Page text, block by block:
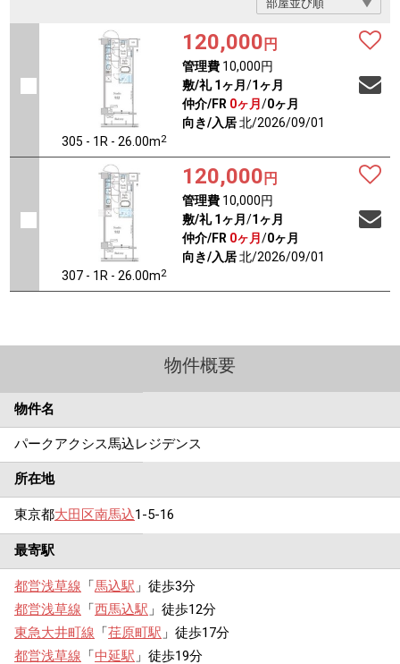
305 - 1R - 26.00m2
120,000 円
管理費10,000円
敷/礼 1ヶ月 /1ヶ月
仲介/FR 0ヶ月 /0ヶ月
向き/入居北/2026/09/01
307 - 1R - 26.00m2
120,000 円
管理費10,000円
敷/礼 1ヶ月 /1ヶ月
仲介/FR 0ヶ月 /0ヶ月
向き/入居北/2026/09/01
物件概要
物件名
パークアクシス馬込レジデンス
所在地
東京都大田区南馬込1-5-16
最寄駅
都営浅草線 「馬込駅 」徒歩3分
都営浅草線 「西馬込駅 」徒歩12分
東急大井町線 「荏原町駅 」徒歩17分
都営浅草線 「中延駅 」徒歩19分